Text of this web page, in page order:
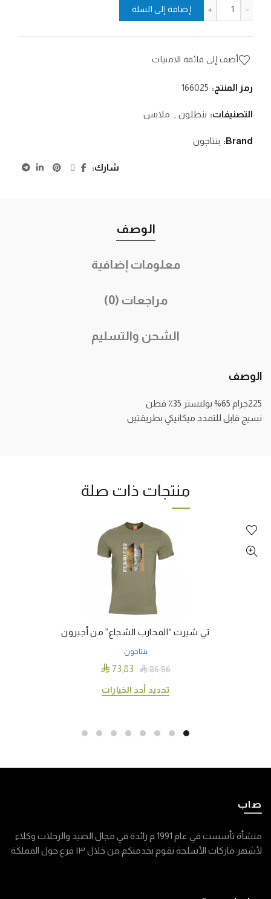
إضافة إلى السلة
أضف إلى قائمة الامنيات
رمز المنتج: 166025
التصنيفات: بنطلون ملابس
Brand: بنتاجون
شارك
الوصف
معلومات إضافية
مراجعات (0)
الشحن والتسليم
الوصف
225جرام 65% بوليستر 35٪ قطن
نسيج قابل للتمدد ميكانيكي بطريقتين
منتجات ذات صلة
تي شيرت “المحارب الشجاع” من أجيرون
بنتاجون

86٫86  73٫83
تحديد أحد الخيارات
الأشكال
على
صفحة
صاب
منشأة تأسست في عام 1991 م رائدة في مجال الصيد والرحلات وكلاء
لأشهر ماركات الأسلحة نقوم بخدمتكم من خلال ١٣ فرع حول المملكة